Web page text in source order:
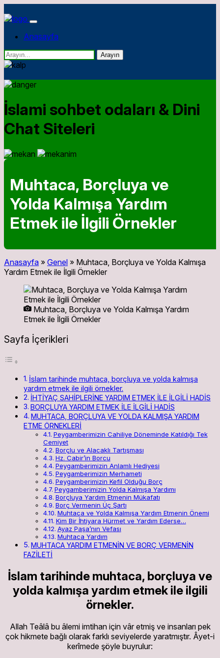
Anasayfa
Arayın
İslami sohbet odaları & Dini
Chat Siteleri
Muhtaca, Borçluya ve
Yolda Kalmışa Yardım
Etmek ile İlgili Örnekler
Anasayfa » Genel » Muhtaca, Borçluya ve Yolda Kalmışa
Yardım Etmek ile İlgili Örnekler
Muhtaca, Borçluya ve Yolda Kalmışa Yardım
Etmek ile İlgili Örnekler
Sayfa İçerikleri
İslam tarihinde muhtaca, borçluya ve yolda kalmışa
yardım etmek ile ilgili örnekler.
İHTİYAÇ SAHİPLERİNE YARDIM ETMEK İLE İLGİLİ HADİS
BORÇLUYA YARDIM ETMEK İLE İLGİLİ HADİS
MUHTACA, BORÇLUYA VE YOLDA KALMIŞA YARDIM
ETME ÖRNEKLERİ
Peygamberimizin Cahiliye Döneminde Katıldığı Tek
Cemiyet
Borçlu ve Alacaklı Tartışması
Hz. Cabir’in Borcu
Peygamberimizin Anlamlı Hediyesi
Peygamberimizin Merhameti
Peygamberimizin Kefil Olduğu Borç
Peygamberimizin Yolda Kalmışa Yardımı
Borçluya Yardım Etmenin Mükafatı
Borç Vermenin Üç Şartı
Muhtaca ve Yolda Kalmışa Yardım Etmenin Önemi
Kim Bir İhtiyara Hürmet ve Yardım Ederse…
Ayaz Paşa’nın Vefası
Muhtaca Yardım
MUHTACA YARDIM ETMENİN VE BORÇ VERMENİN
FAZİLETİ
İslam tarihinde muhtaca, borçluya ve
yolda kalmışa yardım etmek ile ilgili
örnekler.
Allah Teâlâ bu âlemi imtihan için vâr etmiş ve insanları pek
çok hikmete bağlı olarak farklı seviyelerde yaratmıştır. Âyet-i
kerîmede şöyle buyrulur: